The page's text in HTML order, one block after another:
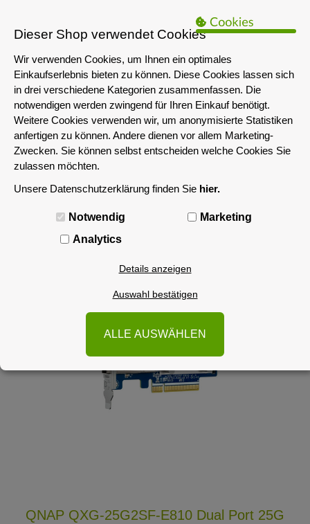
Das servershop-bayern.de Angebot richtet sich nur an
Unternehmen i.S.d. § 14 BGB sowie die öffentliche Hand. Ein Verkauf
an Privatpersonen ist nicht möglich.
MENÜ
QNAP QXG-25G2SF-E810 Dual Port 25G
Dieser Shop verwendet Cookies
Wir verwenden Cookies, um Ihnen ein optimales
Einkaufserlebnis bieten zu können. Diese Cookies lassen sich
in drei verschiedene Kategorien zusammenfassen. Die
notwendigen werden zwingend für Ihren Einkauf benötigt.
Weitere Cookies verwenden wir, um anonymisierte Statistiken
anfertigen zu können. Andere dienen vor allem Marketing-
Zwecken. Sie können selbst entscheiden welche Cookies Sie
zulassen möchten.
Unsere Datenschutzerklärung finden Sie hier.
Notwendig
Marketing
Analytics
Details anzeigen
Auswahl bestätigen
ALLE AUSWÄHLEN